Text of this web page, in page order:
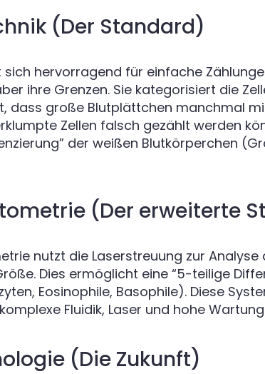
(Der Standard)
hervorragend für einfache
ihre Grenzen. Sie kategorisiert die
dass große Blutplättchen manchmal
Zellen falsch gezählt werden
der weißen Blutkörperchen
(Der erweiterte
nutzt die Laserstreuung zur
Dies ermöglicht eine “5-teilige
Eosinophile, Basophile). Diese
Fluidik, Laser und hohe
(Die Zukunft)